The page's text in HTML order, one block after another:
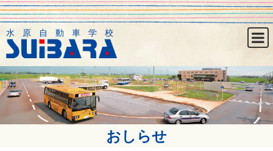
水原自動車学校
おしらせ